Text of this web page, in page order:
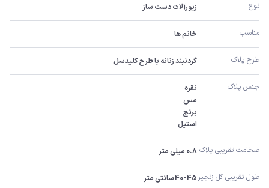
نوع زیورآلات دست ساز
مناسب خانم ها
طرح پلاک گردنبند زنانه با طرح کلیدسل
جنس پلاک
استیل
ضخامت تقریبی پلاک 0.8 میلی متر
طول تقریبی کل زنجیر 40-45سانتی متر